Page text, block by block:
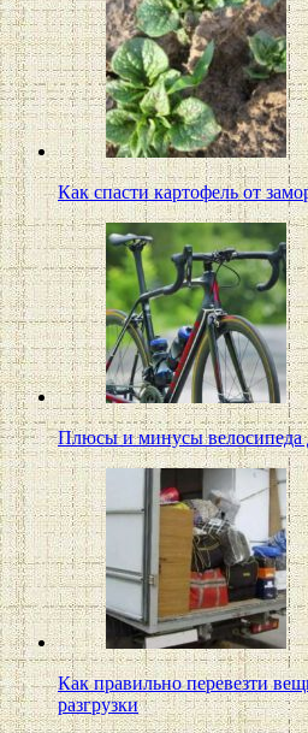
Как спасти картофель от
Плюсы и минусы велосипеда
Как правильно перевезти
разгрузки